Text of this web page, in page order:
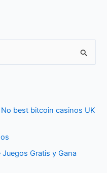
best bitcoin casinos UK
Gratis y Gana